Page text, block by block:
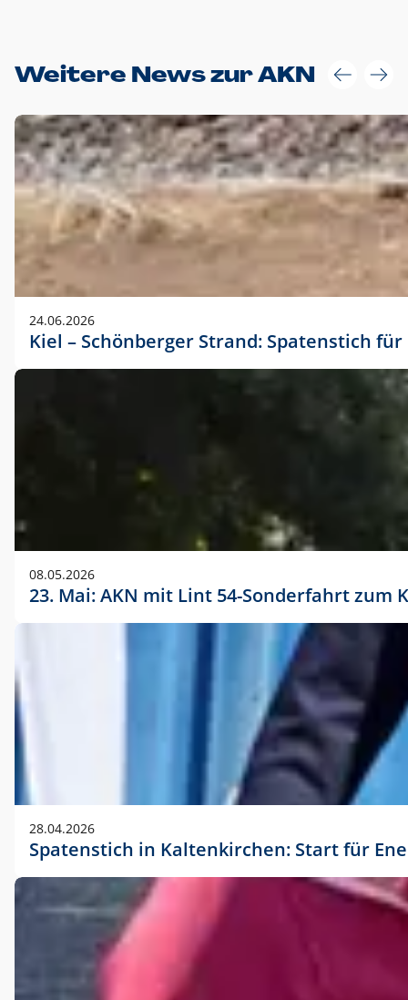
Weitere News zur AKN
24.06.2026
Kiel – Schönberger Strand: Spatenstich
08.05.2026
23. Mai: AKN mit Lint 54-Sonderfahrt
28.04.2026
Spatenstich in Kaltenkirchen: Start für